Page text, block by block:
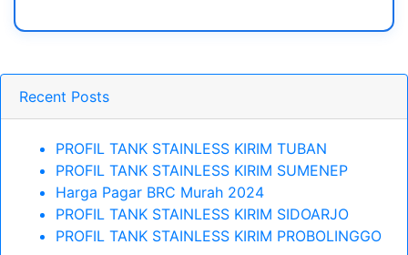
Recent Posts
PROFIL TANK STAINLESS KIRIM TUBAN
PROFIL TANK STAINLESS KIRIM SUMENEP
Harga Pagar BRC Murah 2024
PROFIL TANK STAINLESS KIRIM SIDOARJO
PROFIL TANK STAINLESS KIRIM PROBOLINGGO